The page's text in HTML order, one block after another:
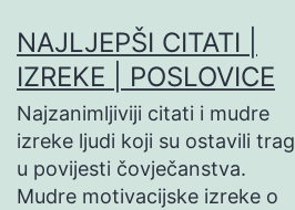
na
sadržaj
NAJLJEPŠI CITATI |
IZREKE | POSLOVICE
Najzanimljiviji citati i mudre
izreke ljudi koji su ostavili trag
u povijesti čovječanstva.
Mudre motivacijske izreke o